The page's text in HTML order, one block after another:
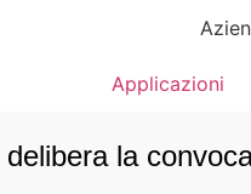
Applicazioni
la